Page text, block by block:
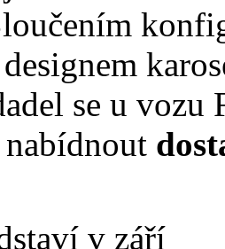
se u
nabídnout